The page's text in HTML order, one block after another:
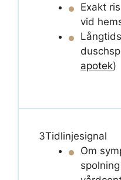
Exakt
vid
apotek)
3Tidlinjesignal
Om